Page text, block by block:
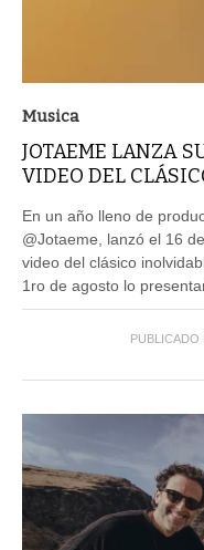
Musica
JOTAEME LANZA
VIDEO DEL
En un año lleno de
@Jotaeme, lanzó el 16
video del clásico
1ro de agosto lo
PUBLICADO